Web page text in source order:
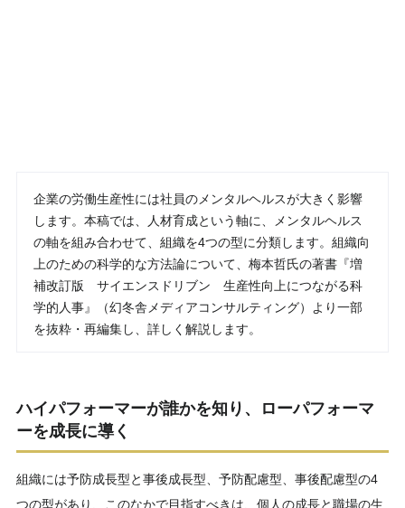
企業の労働生産性には社員のメンタルヘルスが大きく影響
します。本稿では、人材育成という軸に、メンタルヘルス
の軸を組み合わせて、組織を4つの型に分類します。組織向
上のための科学的な方法論について、梅本哲氏の著書『増
補改訂版 サイエンスドリブン 生産性向上につながる科
学的人事』（幻冬舎メディアコンサルティング）より一部
を抜粋・再編集し、詳しく解説します。
ハイパフォーマーが誰かを知り、ローパフォーマ
ーを成長に導く
組織には予防成長型と事後成長型、予防配慮型、事後配慮型の4
つの型があり、このなかで目指すべきは、個人の成長と職場の生